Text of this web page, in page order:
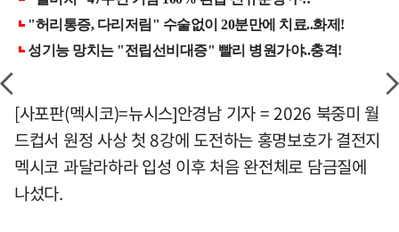
[사포판(멕시코)=뉴시스]안경남 기자 = 2026 북중미 월
드컵서 원정 사상 첫 8강에 도전하는 홍명보호가 결전지
멕시코 과달라하라 입성 이후 처음 완전체로 담금질에
나섰다.